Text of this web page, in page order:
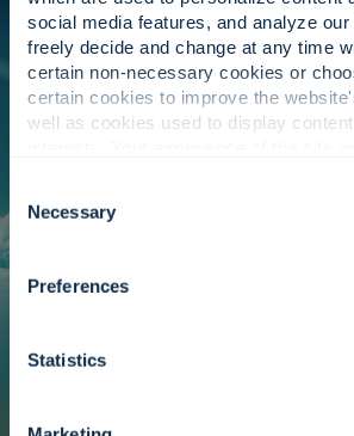
social media features, and analyze
freely decide and change at any time
certain non-necessary cookies or
certain cookies to improve the
well as cookies used to display
cookies. Click "Show details" below
about who we share your information
Selection
Necessary
Preferences
Statistics
Nuestro equipo ejecutivo
estrategia de socios centrada en
del cliente. Fortalecen la
acceso a la innovación emergente,
ubicaciones donde prestamos